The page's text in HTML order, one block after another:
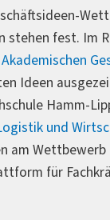
stehen fest. Im
Akademischen
Ideen
Hamm-
und
am
für